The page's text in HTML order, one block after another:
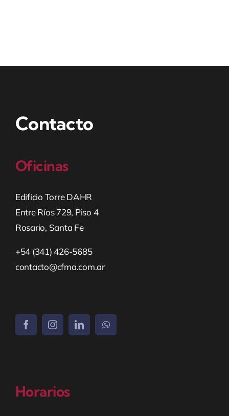
Contacto
Oficinas
Edificio Torre DAHR
Entre Ríos 729, Piso 4
Rosario, Santa Fe
+54 (341) 426-5685
contacto@cfma.com.ar
Horarios